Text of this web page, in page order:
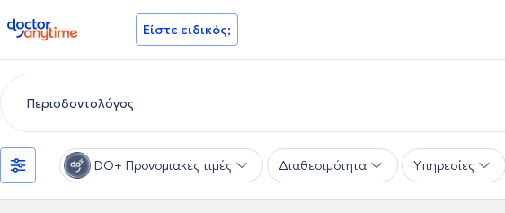
doctoranytime Είστε ειδικός;
DO+ Προνομιακές τιμές Διαθεσιμότητα Υπηρεσίες